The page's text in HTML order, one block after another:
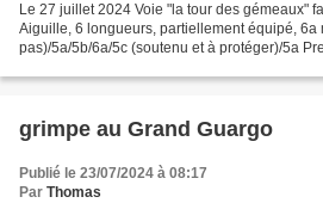
Le 27 juillet 2024 Voie "la tour des gémeaux"
Aiguille, 6 longueurs, partiellement équipé, 6a
pas)/5a/5b/6a/5c (soutenu et à protéger)/5a
grimpe au Grand Guargo
Publié le 23/07/2024 à 08:17
Par Thomas